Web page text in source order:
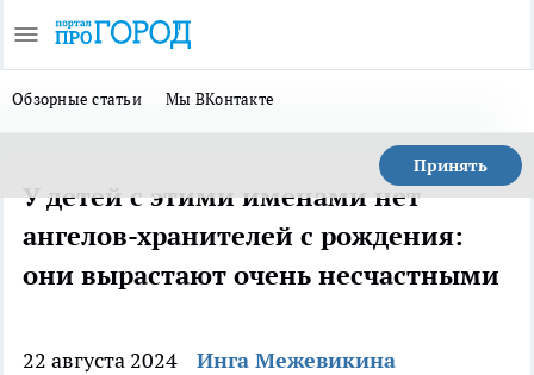
Обзорные статьи Мы ВКонтакте
Принять
У детей с этими именами нет
ангелов-хранителей с рождения:
они вырастают очень несчастными
22 августа 2024 Инга Межевикина